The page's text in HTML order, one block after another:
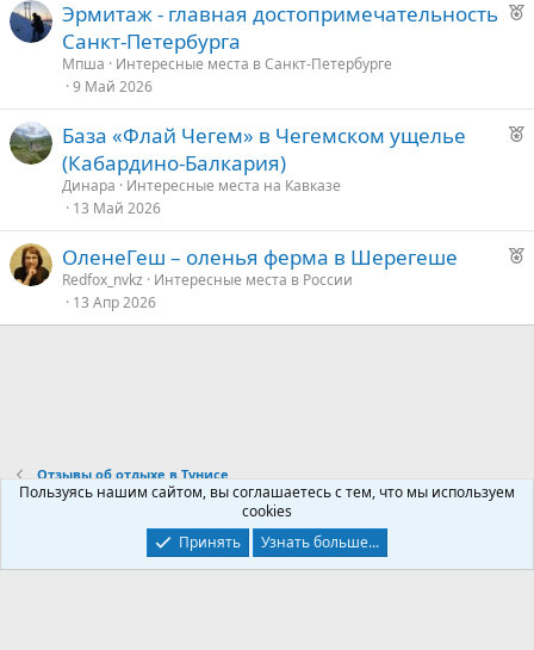
у
Р
е
е
Эрмитаж - главная достопримечательность
Санкт-Петербурга
Мпша
Интересные места в Санкт-Петербурге
9 Май 2026
Р
е
у
База «Флай Чегем» в Чегемском ущелье
(Кабардино-Балкария)
Динара
Интересные места на Кавказе
13 Май 2026
Р
о
е
ОленеГеш – оленья ферма в Шерегеше
Redfox_nvkz
Интересные места в России
13 Апр 2026
Отзывы об отдыхе в Тунисе
Условия и правила
Политика конфиденциальности
Главная
R
Пользуясь нашим сайтом, вы соглашаетесь с тем, что мы используем
cookies
Принять
Узнать больше...